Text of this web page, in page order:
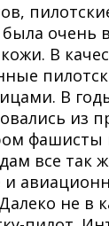
очень
В
В
из
фашисты
все так
не в